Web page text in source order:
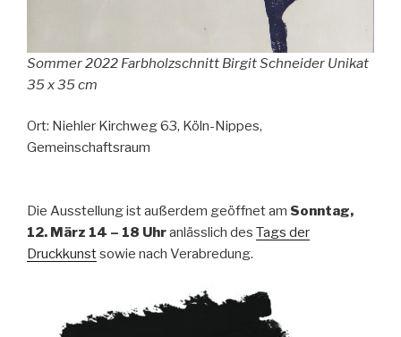
Sommer 2022 Farbholzschnitt Birgit Schneider Unikat
35 x 35 cm
Ort: Niehler Kirchweg 63, Köln-Nippes,
Gemeinschaftsraum
Die Ausstellung ist außerdem geöffnet am Sonntag,
12. März 14 – 18 Uhranlässlich des Tags der
Druckkunstsowie nach Verabredung.